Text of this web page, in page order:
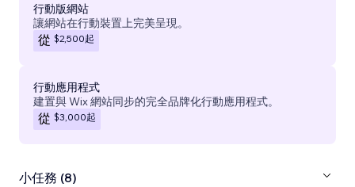
行動版網站
讓網站在行動裝置上完美呈現。
從 $2,500起
行動應用程式
建置與 Wix 網站同步的完全品牌化行動應用程式。
從 $3,000起
小任務 (8)